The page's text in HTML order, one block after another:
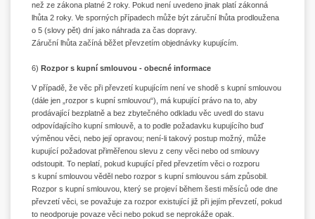
než ze zákona platné 2 roky. Pokud není uvedeno jinak platí zákonná
lhůta 2 roky. Ve sporných případech může být záruční lhůta prodloužena
o 5 (slovy pět) dní jako náhrada za čas dopravy.
Záruční lhůta začíná běžet převzetím objednávky kupujícím.
6) Rozpor s kupní smlouvou - obecné informace
V případě, že věc při převzetí kupujícím není ve shodě s kupní smlouvou
(dále jen „rozpor s kupní smlouvou“), má kupující právo na to, aby
prodávající bezplatně a bez zbytečného odkladu věc uvedl do stavu
odpovídajícího kupní smlouvě, a to podle požadavku kupujícího buď
výměnou věci, nebo její opravou; není-li takový postup možný, může
kupující požadovat přiměřenou slevu z ceny věci nebo od smlouvy
odstoupit. To neplatí, pokud kupující před převzetím věci o rozporu
s kupní smlouvou věděl nebo rozpor s kupní smlouvou sám způsobil.
Rozpor s kupní smlouvou, který se projeví během šesti měsíců ode dne
převzetí věci, se považuje za rozpor existující již při jejím převzetí, pokud
to neodporuje povaze věci nebo pokud se neprokáže opak.